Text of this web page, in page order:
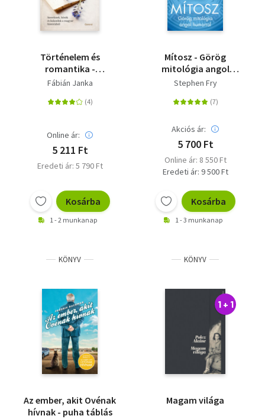
Történelem és
romantika -
Szerelmek, hősök és
históriából
Fábián Janka
Online ár:
5 211 Ft
Eredeti ár: 5 790 Ft
Kosárba
1 - 2 munkanap
Mítosz - Görög
mitológia angol
humorral
Stephen Fry
Akciós ár:
5 700 Ft
Online ár: 8 550 Ft
Eredeti ár: 9 500 Ft
Kosárba
1 - 3 munkanap
KÖNYV
Az ember, akit Ovénak
hívnak - puha táblás
KÖNYV
1 + 1
Magam világa